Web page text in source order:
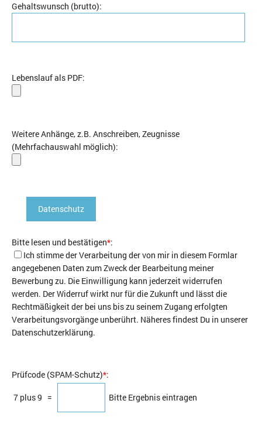
Gehaltswunsch (brutto):
Lebenslauf als PDF:
Weitere Anhänge, z.B. Anschreiben, Zeugnisse
(Mehrfachauswahl möglich):
Datenschutz
Bitte lesen und bestätigen*:
Ich stimme der Verarbeitung der von mir in diesem Formlar
angegebenen Daten zum Zweck der Bearbeitung meiner
Bewerbung zu. Die Einwilligung kann jederzeit widerrufen
werden. Der Widerruf wirkt nur für die Zukunft und lässt die
Rechtmäßigkeit der bei uns bis zu seinem Zugang erfolgten
Verarbeitungsvorgänge unberührt. Näheres findest Du in unserer
Datenschutzerklärung.
Prüfcode (SPAM-Schutz)*:
7 plus 9 = Bitte Ergebnis eintragen